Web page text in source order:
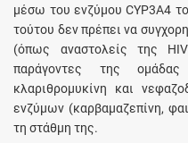
μέσω του ενζύμου CYP3A4
τούτου δεν πρέπει να
(όπως αναστολείς της HIV
παράγοντες της
κλαριθρομυκίνη και
ενζύμων (καρβαμαζεπίνη,
τη στάθμη της.